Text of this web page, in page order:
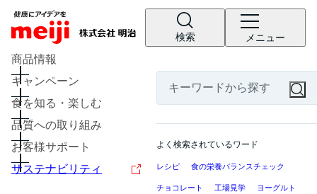
検索 メニュー
商品情報
キャンペーン
食を知る・楽しむ
品質への取り組み
お客様サポート
サステナビリティ
よく検索されているワード
レシピ 食の栄養バランスチェック
チョコレート 工場見学 ヨーグルト